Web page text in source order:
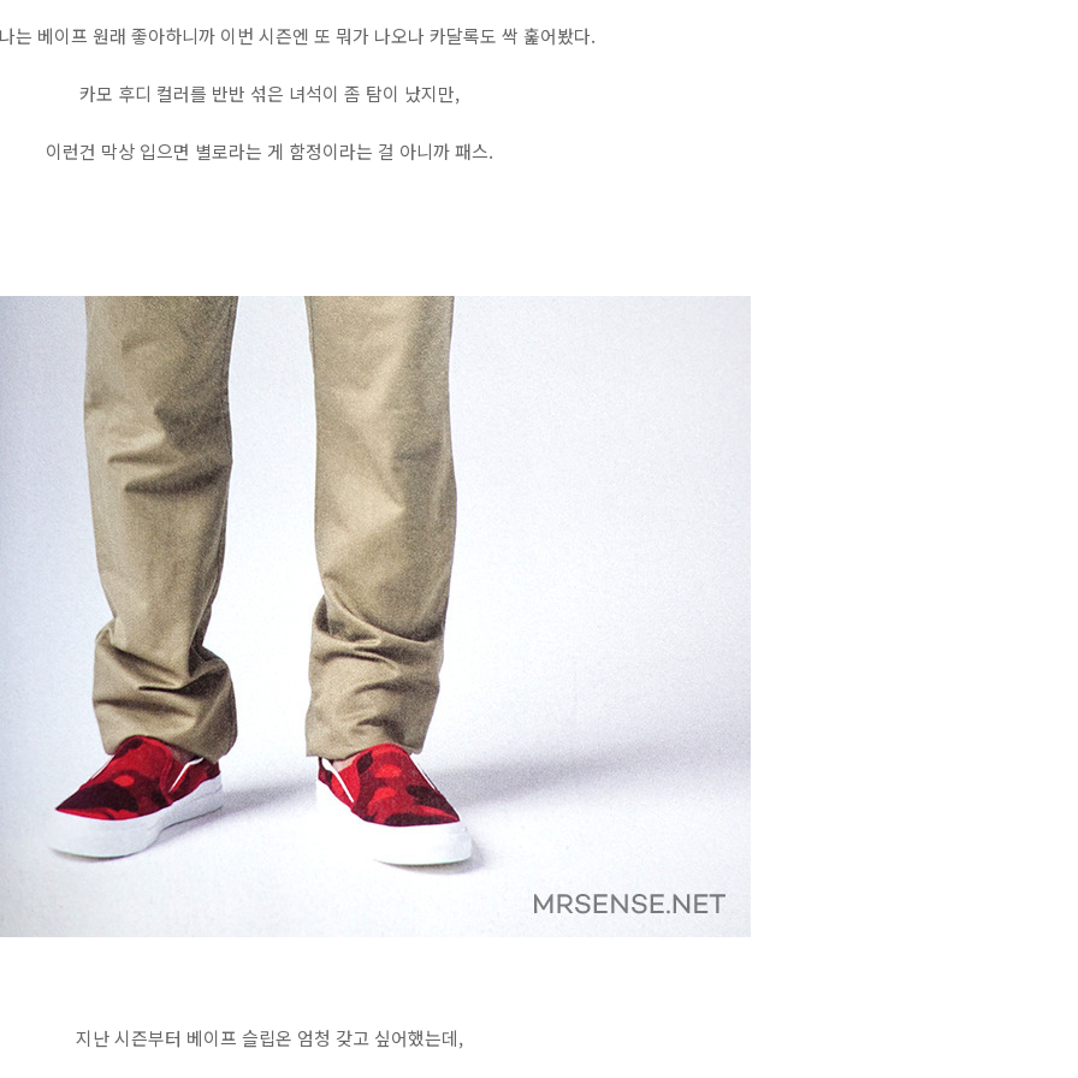
는 베이프 원래 좋아하니까 이번 시즌엔 또 뭐가 나오나 카달록도 싹 훑어봤다.
카모 후디 컬러를 반반 섞은 녀석이 좀 탐이 났지만,
이런건 막상 입으면 별로라는 게 함정이라는 걸 아니까 패스.
지난 시즌부터 베이프 슬립온 엄청 갖고 싶어했는데,